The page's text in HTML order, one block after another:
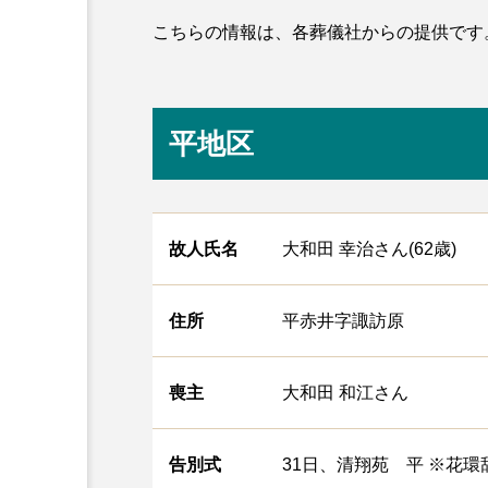
こちらの情報は、各葬儀社からの提供です
平地区
故人氏名 大和田 幸治さん(62歳)
住所 平赤井字諏訪原
喪主 大和田 和江さん
告別式 31日、清翔苑 平 ※花環